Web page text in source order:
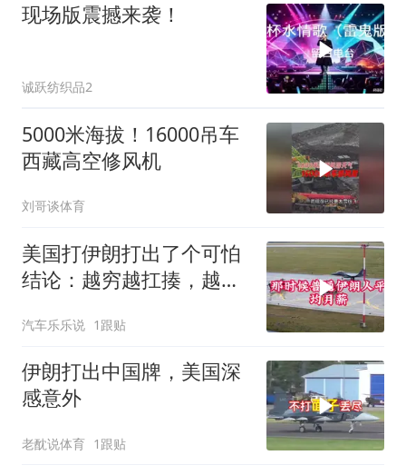
现场版震撼来袭！
诚跃纺织品2
5000米海拔！16000吊车
西藏高空修风机
刘哥谈体育
美国打伊朗打出了个可怕
结论：越穷越扛揍，越富
汽车乐乐说 1跟贴
伊朗打出中国牌，美国深
感意外
老酖说体育 1跟贴